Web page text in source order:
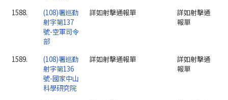
1588.
(108)署巡勤
射字第137
號-空軍司令
部
詳如射擊通報單
詳如射擊通
報單
1589.
(108)署巡勤
射字第136
號-國家中山
科學研究院
詳如射擊通報單
詳如射擊通
報單